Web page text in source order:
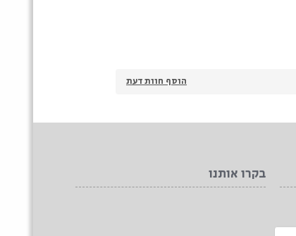
הוסף חוות דעת
בקרו אותנו